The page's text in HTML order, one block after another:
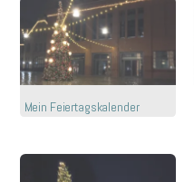
Mein Feiertagskalender